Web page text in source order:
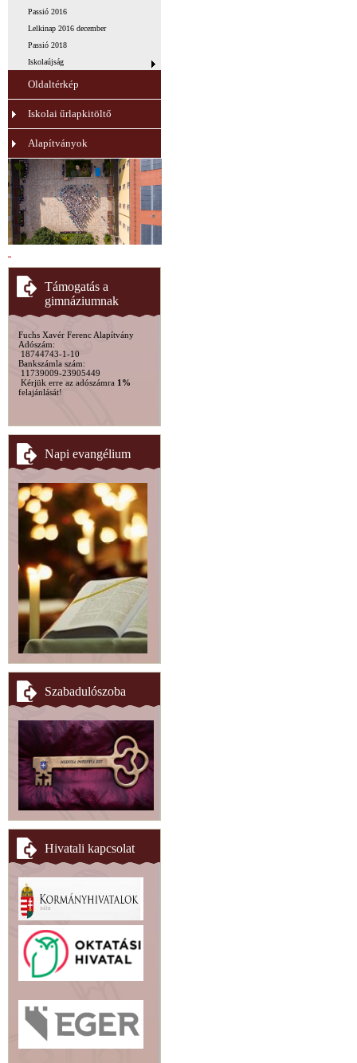
Passió 2016
Lelkinap 2016 december
Passió 2018
Iskolaújság
Oldaltérkép
Iskolai űrlapkitöltő
Alapítványok
Támogatás a
gimnáziumnak
Fuchs Xavér Ferenc Alapítvány
Adószám:
18744743-1-10
Bankszámla szám:
11739009-23905449
Kérjük erre az adószámra 1%
felajánlását!
Napi evangélium
Szabadulószoba
Hivatali kapcsolat